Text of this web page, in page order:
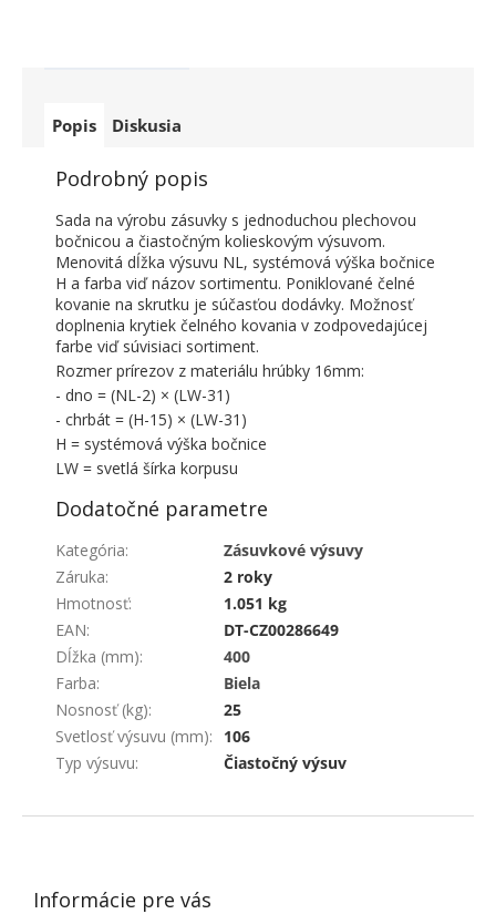
Popis Diskusia
Podrobný popis
Sada na výrobu zásuvky s jednoduchou plechovou
bočnicou a čiastočným kolieskovým výsuvom.
Menovitá dĺžka výsuvu NL, systémová výška bočnice
H a farba viď názov sortimentu. Poniklované čelné
kovanie na skrutku je súčasťou dodávky. Možnosť
doplnenia krytiek čelného kovania v zodpovedajúcej
farbe viď súvisiaci sortiment.
Rozmer prírezov z materiálu hrúbky 16mm:
- dno = (NL-2) × (LW-31)
- chrbát = (H-15) × (LW-31)
H = systémová výška bočnice
LW = svetlá šírka korpusu
Dodatočné parametre
Kategória:
Zásuvkové výsuvy
Záruka:
2 roky
Hmotnosť:
1.051 kg
EAN:
DT-CZ00286649
Dĺžka (mm):
400
Farba:
Biela
Nosnosť (kg):
25
Svetlosť výsuvu (mm):
106
Typ výsuvu: Čiastočný výsuv
ZÁPÄTIE
Informácie pre vás